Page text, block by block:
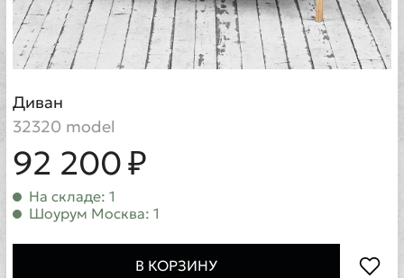
Диван
32320 model
92 200 ₽
На складе: 1
Шоурум Москва: 1
В КОРЗИНУ